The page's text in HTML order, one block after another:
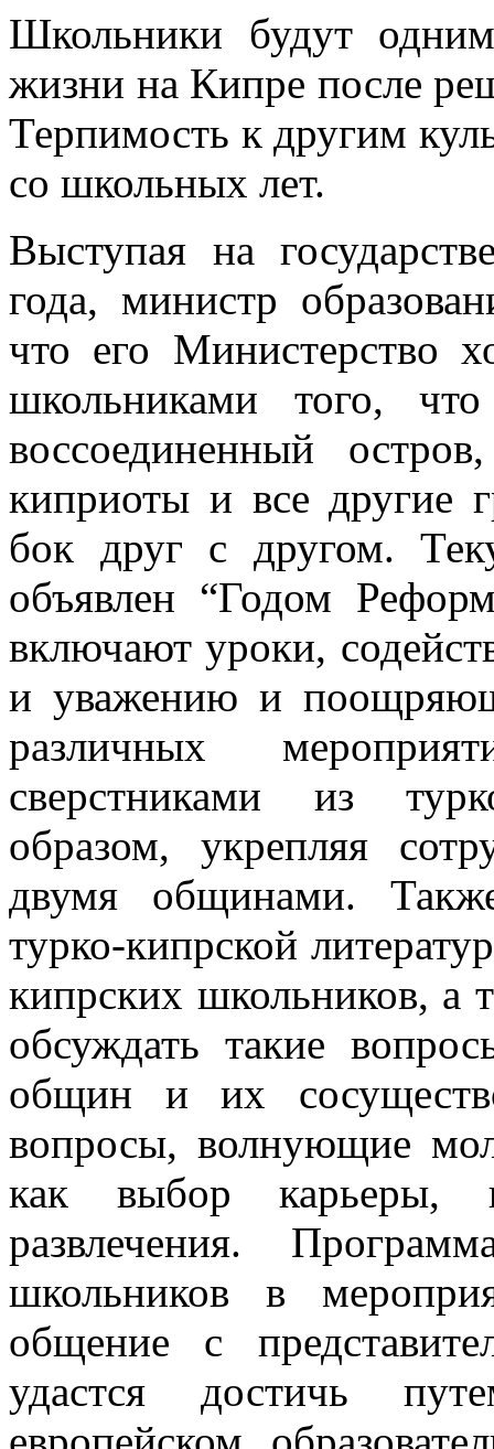
Школьники будут
жизни на Кипре после
Терпимость к другим
со школьных лет.
Выступая на
года, министр
что его Министерство
школьниками того,
воссоединенный
киприоты и все другие
бок друг с другом.
объявлен “Годом
включают уроки,
и уважению и
различных
сверстниками из
образом, укрепляя
двумя общинами.
турко-кипрской
кипрских школьников, а
обсуждать такие
общин и их
вопросы, волнующие
как выбор карьеры,
развлечения.
школьников в
общение с
удастся достичь